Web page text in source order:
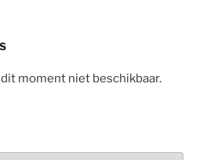
moment niet beschikbaar.